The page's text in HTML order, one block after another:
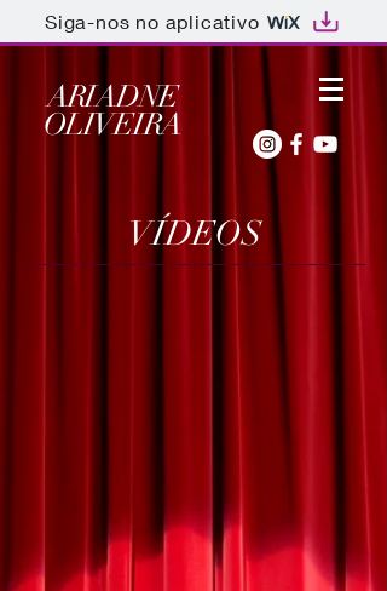
Siga-nos no aplicativo
ARIADNE
OLIVEIRA
VÍDEOS